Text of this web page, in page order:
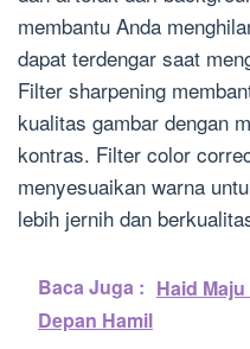
membantu Anda
dapat terdengar saat
Filter sharpening
kualitas gambar dengan
kontras. Filter color
menyesuaikan warna
lebih jernih dan
Baca Juga : Haid
Depan Hamil